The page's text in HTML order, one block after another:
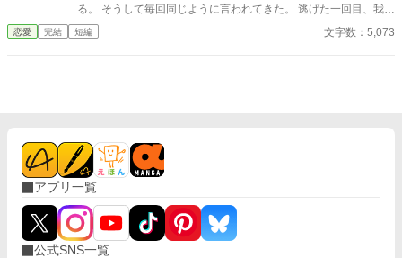
る。 そうして毎回同じように言われてきた。 逃げた一回目、我慢
した二回目。いずれも上手くいかなかった。 だから今回は。
恋愛 完結 短編 文字数：5,073
アプリ一覧
公式SNS一覧